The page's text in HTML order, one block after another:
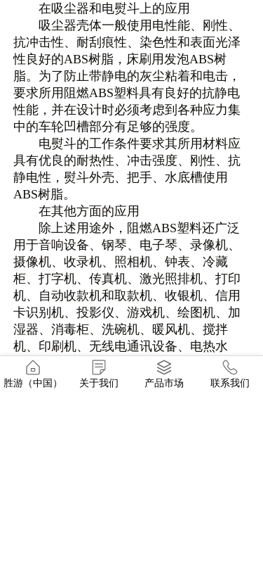
在吸尘器和电熨斗上的应用
吸尘器壳体一般使用电性能、刚性、
抗冲击性、耐刮痕性、染色性和表面光泽
性良好的ABS树脂，床刷用发泡ABS树
脂。为了防止带静电的灰尘粘着和电击，
要求所用阻燃ABS塑料具有良好的抗静电
性能，并在设计时必须考虑到各种应力集
中的车轮凹槽部分有足够的强度。
电熨斗的工作条件要求其所用材料应
具有优良的耐热性、冲击强度、刚性、抗
静电性，熨斗外壳、把手、水底槽使用
ABS树脂。
在其他方面的应用
除上述用途外，阻燃ABS塑料还广泛
用于音响设备、钢琴、电子琴、录像机、
摄像机、收录机、照相机、钟表、冷藏
柜、打字机、传真机、激光照排机、打印
机、自动收款机和取款机、收银机、信用
卡识别机、投影仪、游戏机、绘图机、加
湿器、消毒柜、洗碗机、暖风机、搅拌
机、印刷机、无线电通讯设备、电热水
瓶、矿泉水壶、电吹风机、电动剃须刀、
办公器具、电动工具、计算器、蓄电池外
胜游（中国） 关于我们 产品市场 联系我们